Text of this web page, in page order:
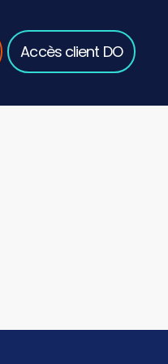
Accès client DO